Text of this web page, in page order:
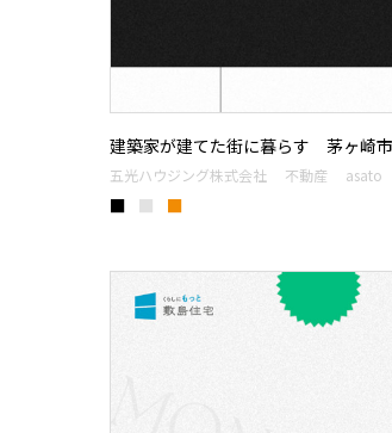
建築家が建てた街に暮らす 茅ヶ崎
五光ハウジング株式会社 不動産 asato
■ ■ ■